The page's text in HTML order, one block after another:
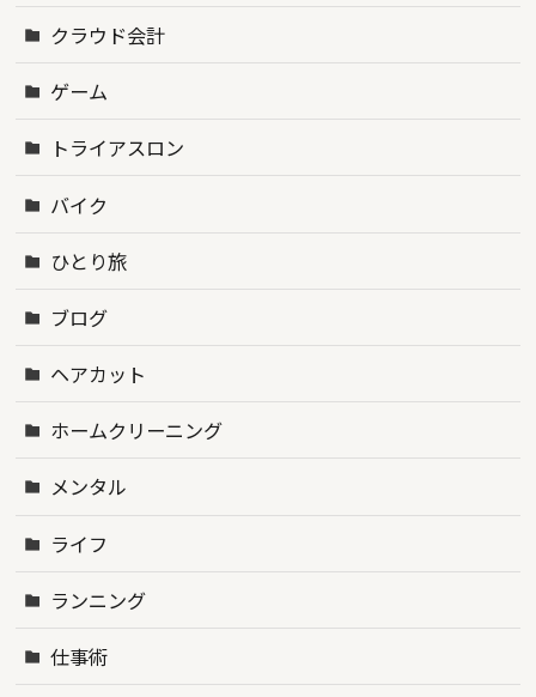
クラウド会計
ゲーム
トライアスロン
バイク
ひとり旅
ブログ
ヘアカット
ホームクリーニング
メンタル
ライフ
ランニング
仕事術